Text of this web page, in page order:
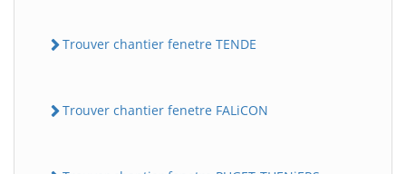
Trouver chantier fenetre TENDE
Trouver chantier fenetre FALiCON